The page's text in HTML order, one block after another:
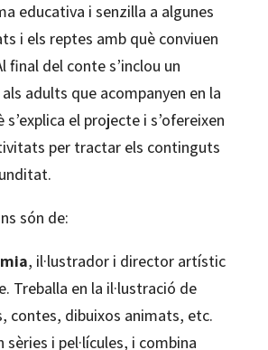
educativa i senzilla a algunes
i els reptes amb què conviuen
final del conte s’inclou un
adults que acompanyen en la
el projecte i s’ofereixen
per tractar els continguts
són de:
, il·lustrador i director artístic
Treballa en la il·lustració de
contes, dibuixos animats, etc.
i pel·lícules, i combina